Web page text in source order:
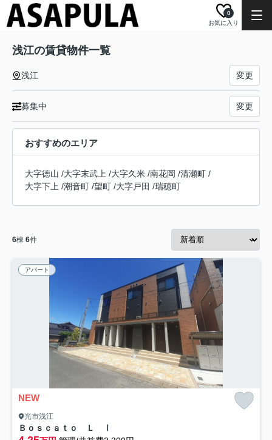
お気に入り
0
浅江の賃貸物件一覧
浅江 変更
募集中 変更
おすすめのエリア
大字徳山 /大字末武上 /大字久米 /南花岡 /清瀬町 /
大字下上 /潮音町 /望町 /大字戸田 /瑞穂町
6棟 6件
アパート
NEW
光市浅江
Ｂｏｓｃａｔｏ Ｌ Ⅰ